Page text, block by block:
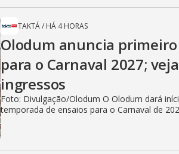
TAKTÁ/ HÁ 4 HORAS
Olodum anuncia
para o Carnaval 2027;
ingressos
Foto: Divulgação/Olodum O Olodum dará
temporada de ensaios para o Carnaval de